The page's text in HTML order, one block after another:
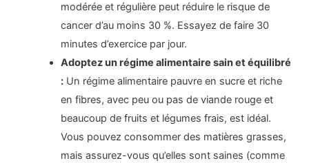
modérée et régulière peut réduire le risque de
cancer d’au moins 30 %. Essayez de faire 30
minutes d’exercice par jour.
Adoptez un régime alimentaire sain et équilibré
: Un régime alimentaire pauvre en sucre et riche
en fibres, avec peu ou pas de viande rouge et
beaucoup de fruits et légumes frais, est idéal.
Vous pouvez consommer des matières grasses,
mais assurez-vous qu’elles sont saines (comme